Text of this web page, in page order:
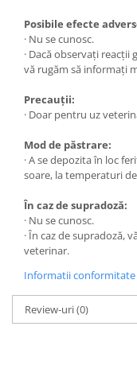
Posibile efecte
· Nu se cunosc.
· Dacă observaţi
vă rugăm să informați
Precauții:
· Doar pentru uz
Mod de păstrare:
· A se depozita în loc
soare, la temperaturi
În caz de supradoză:
· Nu se cunosc.
· În caz de supradoză,
veterinar.
Informatii
Review-uri(0)